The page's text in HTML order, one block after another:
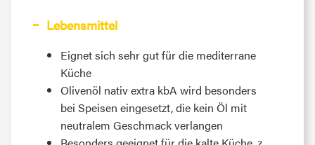
Lebensmittel
Eignet sich sehr gut für die mediterrane
Küche
Olivenöl nativ extra kbA wird besonders
bei Speisen eingesetzt, die kein Öl mit
neutralem Geschmack verlangen